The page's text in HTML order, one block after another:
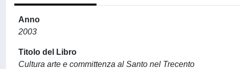
Anno
2003
Titolo del Libro
Cultura arte e committenza al Santo nel Trecento